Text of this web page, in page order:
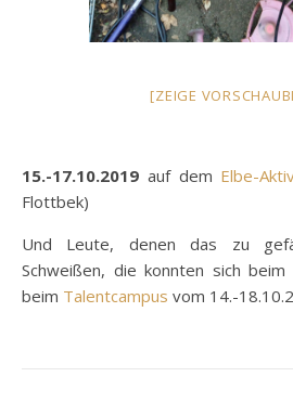
[ZEIGE
15.-17.10.2019 auf dem Elbe-
Flottbek)
Und Leute, denen das zu
Schweißen, die konnten sich beim
beim Talentcampus vom 14.-